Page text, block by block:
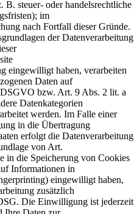
B. steuer- oder handelsrechtliche
im
nach Fortfall dieser Gründe.
der Datenverarbeitung
eingewilligt haben, verarbeiten
Daten auf
bzw. Art. 9 Abs. 2 lit. a
Datenkategorien
werden. Im Falle einer
in die Übertragung
erfolgt die Datenverarbeitung
von Art.
in die Speicherung von Cookies
Informationen in
eingewilligt haben,
zusätzlich
Die Einwilligung ist jederzeit